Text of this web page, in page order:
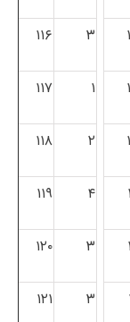
۳ ۱۱۶
۱ ۱۱۷
۲ ۱۱۸
۴ ۱۱۹
۳ ۱۲۰
۳ ۱۲۱